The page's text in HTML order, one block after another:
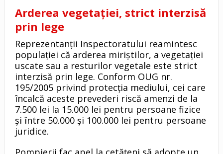
Arderea vegetației, strict interzisă
prin lege
Reprezentanții Inspectoratului reamintesc
populației că arderea miriștilor, a vegetației
uscate sau a resturilor vegetale este strict
interzisă prin lege. Conform OUG nr.
195/2005 privind protecția mediului, cei care
încalcă aceste prevederi riscă amenzi de la
7.500 lei la 15.000 lei pentru persoane fizice
și între 50.000 și 100.000 lei pentru persoane
juridice.